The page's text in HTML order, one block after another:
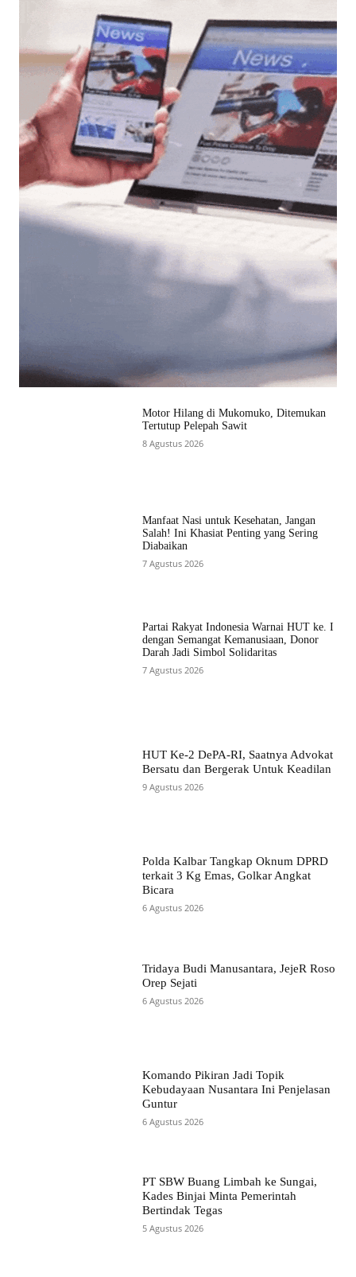
Motor Hilang di Mukomuko, Ditemukan
Tertutup Pelepah Sawit
8 Agustus 2026
Manfaat Nasi untuk Kesehatan, Jangan
Salah! Ini Khasiat Penting yang Sering
Diabaikan
7 Agustus 2026
Partai Rakyat Indonesia Warnai HUT ke. I
dengan Semangat Kemanusiaan, Donor
Darah Jadi Simbol Solidaritas
7 Agustus 2026
HUT Ke-2 DePA-RI, Saatnya Advokat
Bersatu dan Bergerak Untuk Keadilan
9 Agustus 2026
Polda Kalbar Tangkap Oknum DPRD
terkait 3 Kg Emas, Golkar Angkat
Bicara
6 Agustus 2026
Tridaya Budi Manusantara, JejeR Roso
Orep Sejati
6 Agustus 2026
Komando Pikiran Jadi Topik
Kebudayaan Nusantara Ini Penjelasan
Guntur
6 Agustus 2026
PT SBW Buang Limbah ke Sungai,
Kades Binjai Minta Pemerintah
Bertindak Tegas
5 Agustus 2026